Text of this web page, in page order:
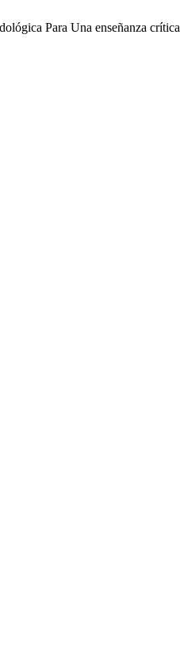
Para Una enseñanza